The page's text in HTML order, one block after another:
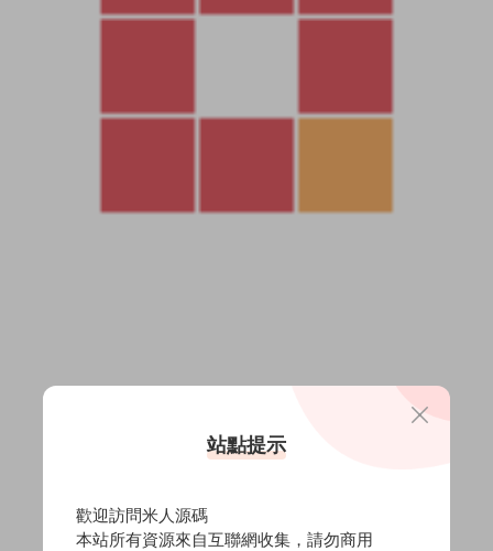
站點提示
歡迎訪問米人源碼
本站所有資源來自互聯網收集，請勿商用